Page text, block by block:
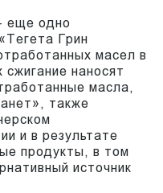
еще одно
Грин
масел в
наносят
масла,
также
и в результате
продукты, в том
источник